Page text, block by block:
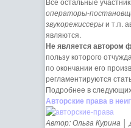
операторы-
звукорежиссерыи т.п.
являются.
Не является автором
пользу которого
по окончании его
регламентируются
Подробнее в
Авторские права в
Автор: Ольга Курина │